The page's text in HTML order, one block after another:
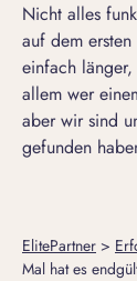
Nicht alles
auf dem
einfach
allem wer
aber wir sind
gefunden
ElitePartner >
Mal hat es